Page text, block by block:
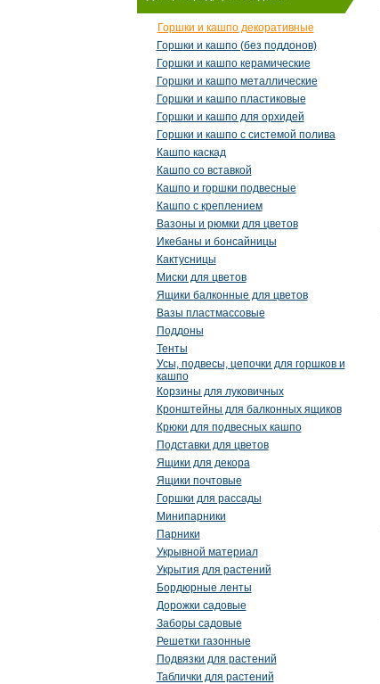
Горшки и кашпо декоративные
Горшки и кашпо (без поддонов)
Горшки и кашпо керамические
Горшки и кашпо металлические
Горшки и кашпо пластиковые
Горшки и кашпо для орхидей
Горшки и кашпо с системой полива
Кашпо каскад
Кашпо со вставкой
Кашпо и горшки подвесные
Кашпо с креплением
Вазоны и рюмки для цветов
Икебаны и бонсайницы
Кактусницы
Миски для цветов
Ящики балконные для цветов
Вазы пластмассовые
Поддоны
Тенты
Усы, подвесы, цепочки для горшков и
кашпо
Корзины для луковичных
Кронштейны для балконных ящиков
Крюки для подвесных кашпо
Подставки для цветов
Ящики для декора
Ящики почтовые
Горшки для рассады
Минипарники
Парники
Укрывной материал
Укрытия для растений
Бордюрные ленты
Дорожки садовые
Заборы садовые
Решетки газонные
Подвязки для растений
Таблички для растений